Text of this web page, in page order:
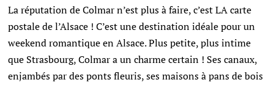
La réputation de Colmar n’est plus à faire, c’est LA carte
postale de l’Alsace ! C’est une destination idéale pour un
weekend romantique en Alsace. Plus petite, plus intime
que Strasbourg, Colmar a un charme certain ! Ses canaux,
enjambés par des ponts fleuris, ses maisons à pans de bois